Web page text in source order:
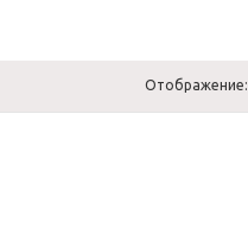
Отображение: